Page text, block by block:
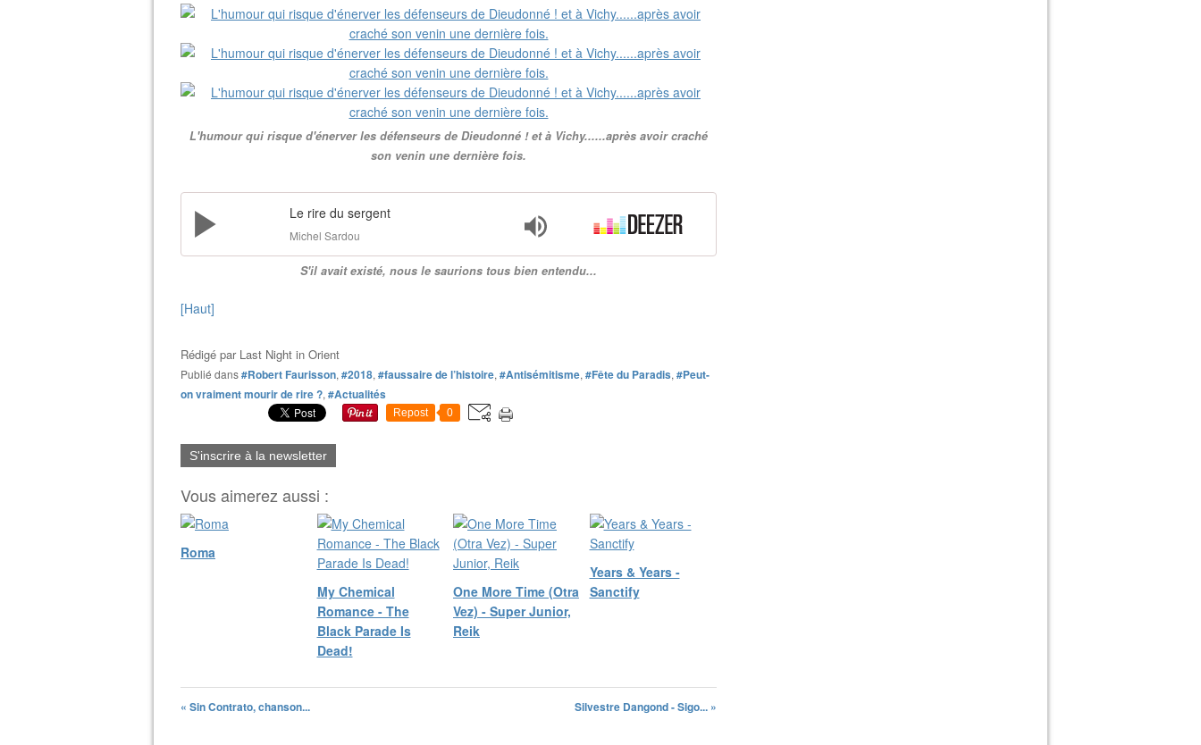
L'humour qui risque d'énerver les défenseurs de Dieudonné ! et à Vichy......après avoir craché
son venin une dernière fois.
Le rire du sergent
Michel Sardou
S'il avait existé, nous le saurions tous bien entendu...
[Haut]
Rédigé par Last Night in Orient
Publié dans#Robert Faurisson, #2018, #faussaire de l’histoire, #Antisémitisme, #Fête du Paradis, #Peut-
on vraiment mourir de rire ?, #Actualités
Repost 0
S'inscrire à la newsletter
Vous aimerez aussi :
Roma
My Chemical
Romance - The
Black Parade Is
Dead!
One More Time (Otra
Vez) - Super Junior,
Reik
Years & Years -
Sanctify
« Sin Contrato, chanson... Silvestre Dangond - Sigo... »